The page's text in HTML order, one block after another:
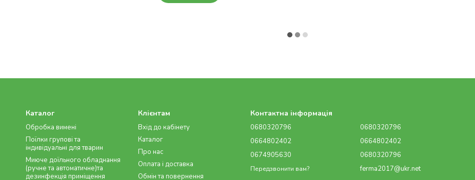
Каталог
Обробка вимені
Поїлки групові та
індивідуальні для тварин
Миюче доїльного обладнання
(ручне та автоматичне)та
дезинфекція приміщення
Клієнтам
Вхід до кабінету
Каталог
Про нас
Оплата і доставка
Обмін та повернення
Контактна інформація
0680320796
0664802402
0674905630
Передзвонити вам?
0680320796
0664802402
0680320796
ferma2017@ukr.net